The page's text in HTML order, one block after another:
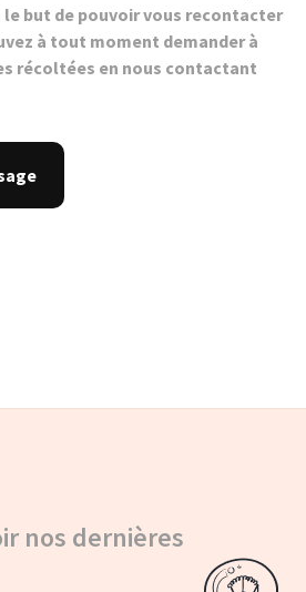
but de pouvoir vous recontacter
à tout moment demander à
récoltées en nous contactant
nos dernières